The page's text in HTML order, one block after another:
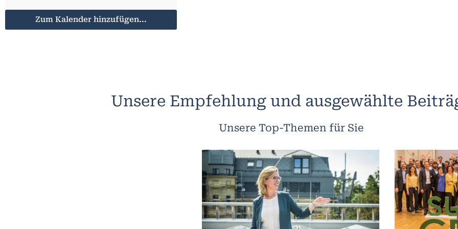
Zum Kalender hinzufügen...
Unsere Empfehlung und ausgewählte
Unsere Top-Themen für Sie